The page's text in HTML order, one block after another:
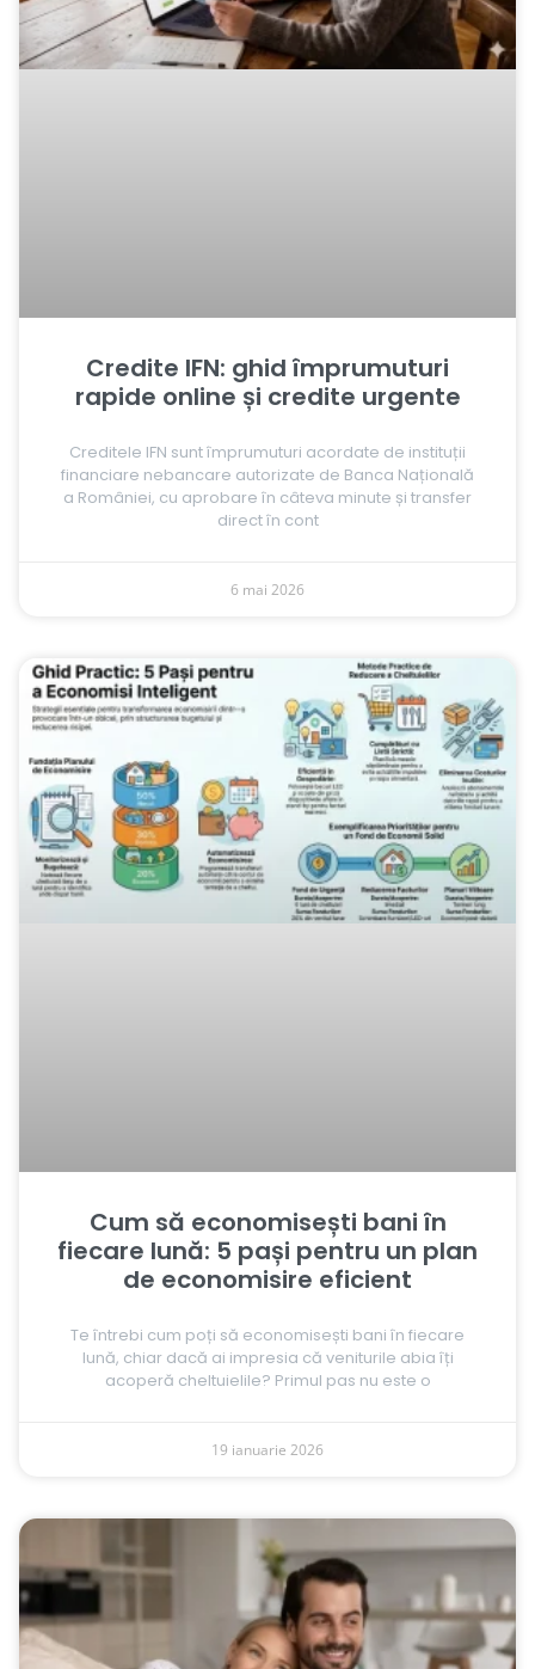
Credite IFN: ghid împrumuturi
rapide online și credite urgente
Creditele IFN sunt împrumuturi acordate de instituții
financiare nebancare autorizate de Banca Națională
a României, cu aprobare în câteva minute și transfer
direct în cont
6 mai 2026
Cum să economisești bani în
fiecare lună: 5 pași pentru un plan
de economisire eficient
Te întrebi cum poți să economisești bani în fiecare
lună, chiar dacă ai impresia că veniturile abia îți
acoperă cheltuielile? Primul pas nu este o
19 ianuarie 2026